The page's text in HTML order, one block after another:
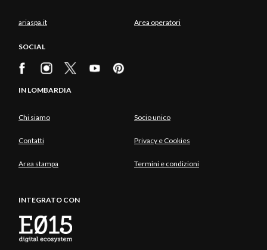
ariaspa.it Area operatori
SOCIAL
IN LOMBARDIA
Chi siamo Socio unico
Contatti Privacy e Cookies
Area stampa Termini e condizioni
INTEGRATO CON